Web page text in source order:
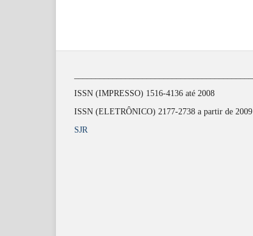
ISSN (IMPRESSO) 1516-4136 até 2008
ISSN (ELETRÔNICO) 2177-2738 a partir de 2009
SJR